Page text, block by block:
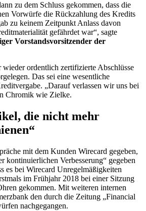
zu dem Schluss gekommen, dass die
Vorwürfe die Rückzahlung des Kredits
zu keinem Zeitpunkt Anlass davon
gefährdet war“, sagte
Vorstandsvorsitzender der
wieder ordentlich zertifizierte Abschlüsse
Das sei eine wesentliche
„Darauf verlassen wir uns bei
Chromik wie Zielke.
die nicht mehr
mit dem Kunden Wirecard gegeben,
kontinuierlichen Verbesserung“ gegeben
es bei Wirecard Unregelmäßigkeiten
im Frühjahr 2018 bei einer Sitzung
gekommen. Mit weiteren internen
den durch die Zeitung „Financial
nachgegangen.